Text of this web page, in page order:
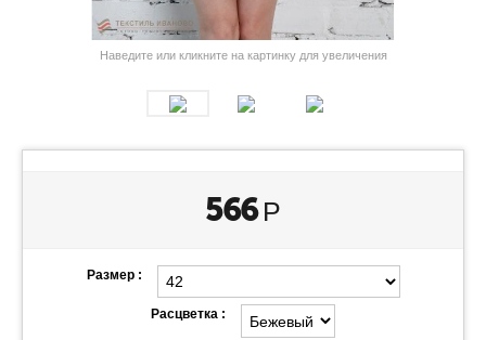
Наведите или кликните на картинку для увеличения
566 Р
Размер :
Расцветка :